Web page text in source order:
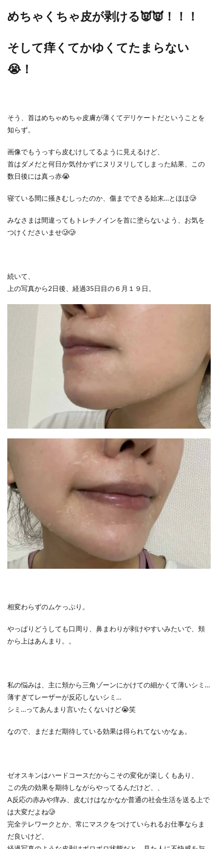
めちゃくちゃ皮が剥ける👿👿！！！
そして痒くてかゆくてたまらない
😭！
そう、首はめちゃめちゃ皮膚が薄くてデリケートだということを
知らず。
画像でもうっすら皮むけしてるように見えるけど、
首はダメだと何日か気付かずにヌリヌリしてしまった結果、この
数日後には真っ赤😭
寝ている間に掻きむしったのか、傷までできる始末…とほほ🥲
みなさまは間違ってもトレチノインを首に塗らないよう、お気を
つけくださいませ🥲🥲
続いて、
上の写真から2日後、経過35日目の６月１９日。
相変わらずのムケっぷり。
やっぱりどうしても口周り、鼻まわりが剥けやすいみたいで、頬
から上はあんまり。。
私の悩みは、主に頬から三角ゾーンにかけての細かくて薄いシミ…
薄すぎてレーザーが反応しないシミ…
シミ…ってあんまり言いたくないけど😭笑
なので、まだまだ期待している効果は得られてないかなぁ。
ゼオスキンはハードコースだからこその変化が楽しくもあり、
この先の効果を期待しながらやってるんだけど、、
A反応の赤みや痒み、皮むけはなかなか普通の社会生活を送る上で
は大変だよね🥲
完全テレワークとか、常にマスクをつけていられるお仕事ならま
だ良いけど、